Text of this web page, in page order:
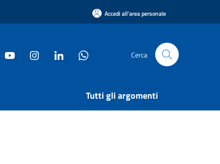
Accedi all'area personale
Cerca
Tutti gli argomenti